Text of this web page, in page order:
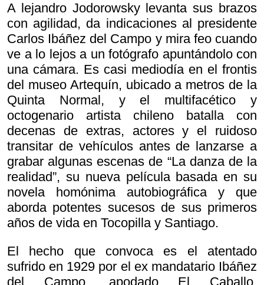
A lejandro Jodorowsky levanta sus brazos
con agilidad, da indicaciones al presidente
Carlos Ibáñez del Campo y mira feo cuando
ve a lo lejos a un fotógrafo apuntándolo con
una cámara. Es casi mediodía en el frontis
del museo Artequín, ubicado a metros de la
Quinta Normal, y el multifacético y
octogenario artista chileno batalla con
decenas de extras, actores y el ruidoso
transitar de vehículos antes de lanzarse a
grabar algunas escenas de “La danza de la
realidad”, su nueva película basada en su
novela homónima autobiográfica y que
aborda potentes sucesos de sus primeros
años de vida en Tocopilla y Santiago.
El hecho que convoca es el atentado
sufrido en 1929 por el ex mandatario Ibáñez
del Campo, apodado El Caballo,